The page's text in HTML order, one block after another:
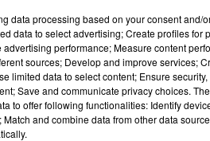
data processing based on your consent and/
data to select advertising; Create profiles for
performance; Measure content
sources; Develop and improve services;
limited data to select content; Ensure
Save and communicate privacy choices.
to offer following functionalities: Identify
and combine data from other data